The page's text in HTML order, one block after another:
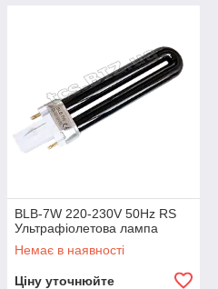
BLB-7W 220-230V 50Hz RS
Ультрафіолетова лампа
Немає в наявності
Ціну уточнюйте